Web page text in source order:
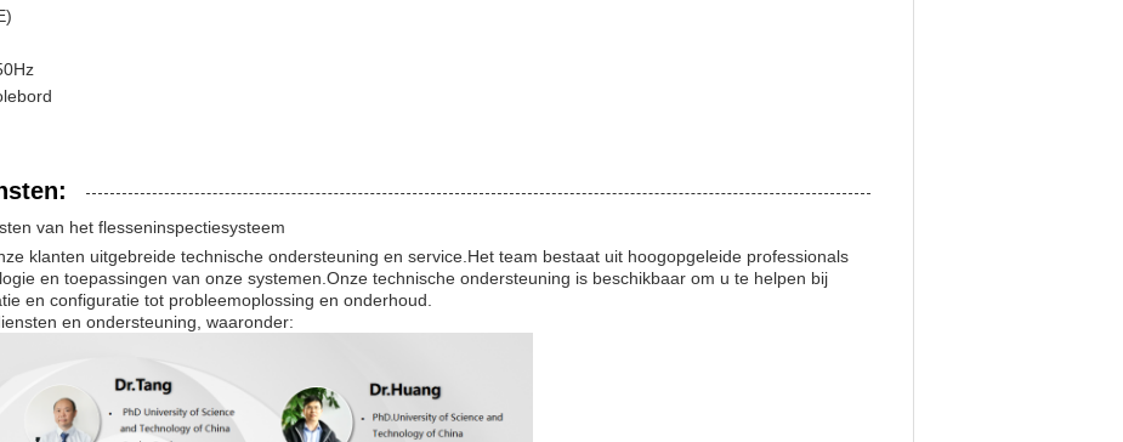
van het flesseninspectiesysteem
klanten uitgebreide technische ondersteuning en service.Het team bestaat uit hoogopgeleide professionals
en toepassingen van onze systemen.Onze technische ondersteuning is beschikbaar om u te helpen bij
en configuratie tot probleemoplossing en onderhoud.
en ondersteuning, waaronder: